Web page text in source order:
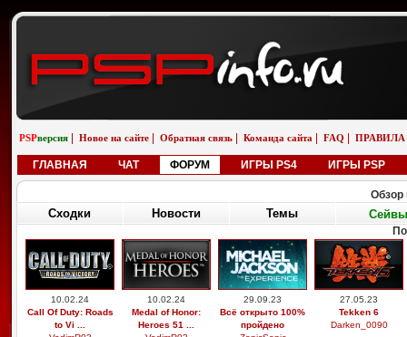
PSPверсия Новое на сайте Обратная связь Команда сайта FAQ ПРАВИЛА
ГЛАВНАЯ ЧАТ ФОРУМ ИГРЫ PS4 ИГРЫ PSP
Обзор
Сходки Новости Темы Сейвы
10.02.24
Call Of Duty: Roads
to Vi ...
10.02.24
Medal of Honor:
Heroes 51 ...
29.09.23
Всё открыто 100%
пройдено
27.05.23
Tekken 6
Darken_0090